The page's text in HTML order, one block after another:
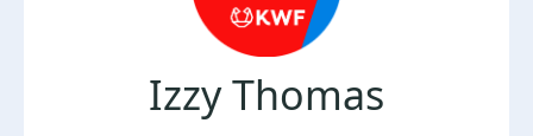
Izzy Thomas